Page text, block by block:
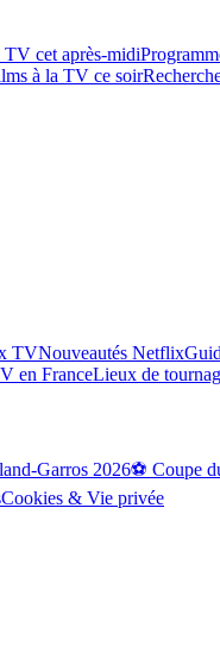
TV cet après-midi
à la TV ce soir
TVNouveautés Netflix
en FranceLieux de
Garros 2026⚽ Coupe
Cookies & Vie privée